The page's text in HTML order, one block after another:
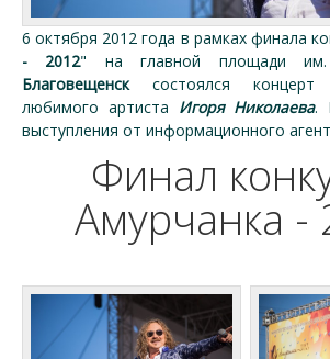
6 октября 2012 года в рамках финала
- 2012" на главной площади им.
Благовещенск состоялся
любимого артиста Игоря Николаева.
выступления от информационного
Финал
Амурчанка -